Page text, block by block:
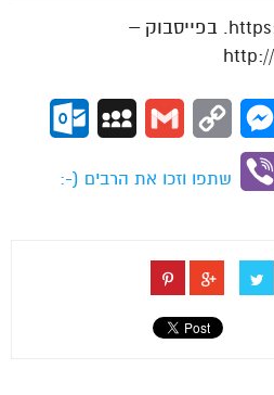
“הסולם”- https://hasulam.co.il. בפייסבוק –
Messenger
Copy
Gmail
MySpace
Viber
שתפו וזכו את הרבים (-: